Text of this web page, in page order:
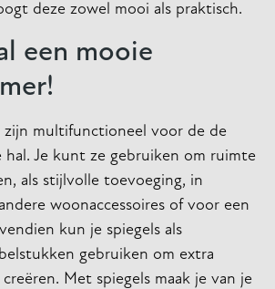
deze zowel mooi als praktisch.
een mooie
zijn multifunctioneel voor de de
hal. Je kunt ze gebruiken om ruimte
als stijlvolle toevoeging, in
woonaccessoires of voor een
kun je spiegels als
gebruiken om extra
Met spiegels maak je van je